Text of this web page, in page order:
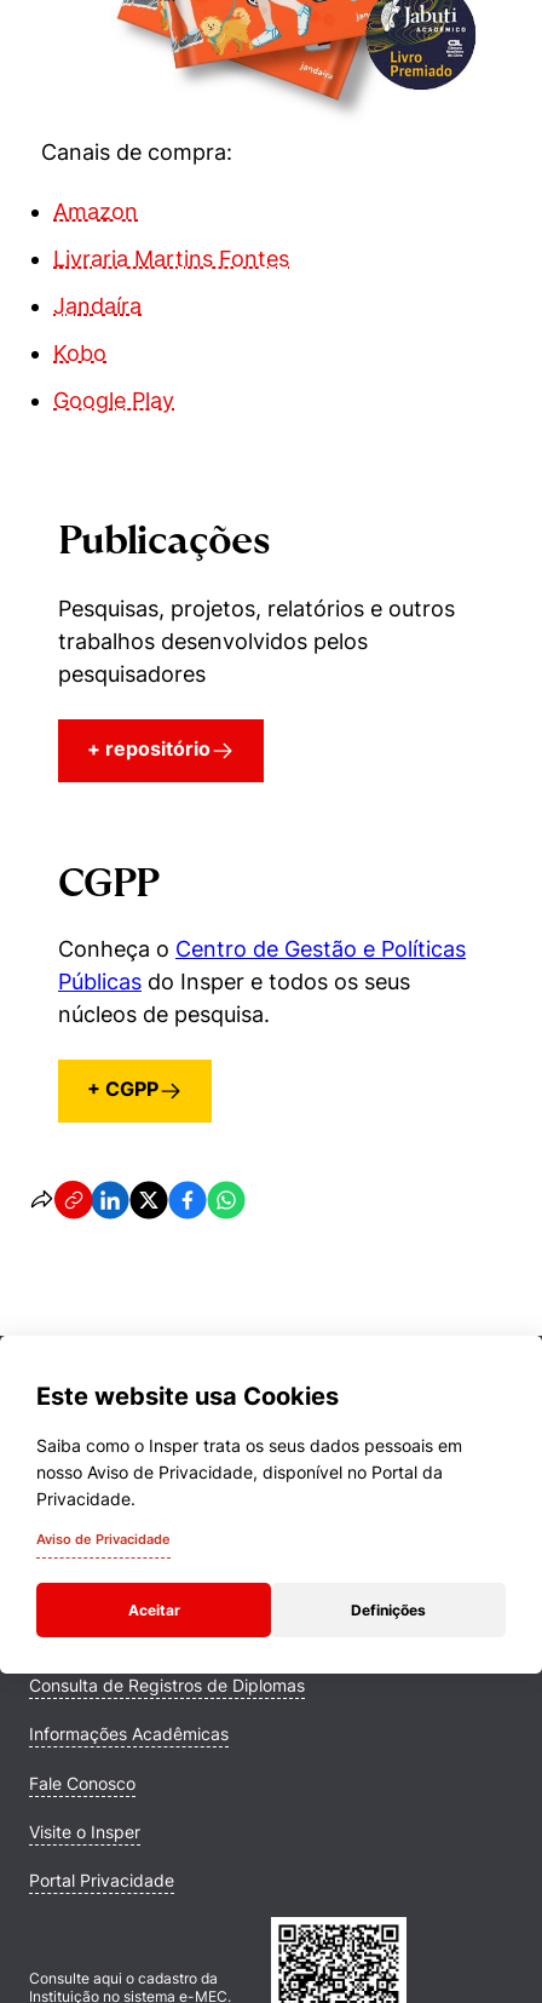
Canais de compra:
Amazon
Livraria Martins Fontes
Jandaíra
Kobo
Google Play
Publicações
Pesquisas, projetos, relatórios e outros
trabalhos desenvolvidos pelos
pesquisadores
+ repositório
CGPP
Conheça o Centro de Gestão e Políticas
Públicas do Insper e todos os seus
núcleos de pesquisa.
+ CGPP
Este website usa Cookies
Saiba como o Insper trata os seus dados pessoais em
nosso Aviso de Privacidade, disponível no Portal da
Privacidade.
Aviso de Privacidade
Aceitar Definições
Cursos
Quem Somos
Comunidade Transforme
Campus
Consulta de Registros de Diplomas
Informações Acadêmicas
Fale Conosco
Visite o Insper
Portal Privacidade
Consulte aqui o cadastro da
Instituição no sistema e-MEC.